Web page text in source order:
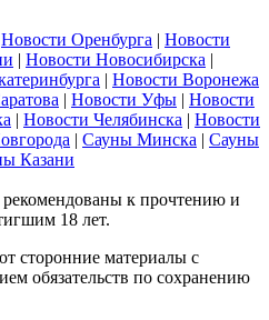
Новости Оренбурга | Новости
| Новости Новосибирска |
| Новости Воронежа
| Новости Уфы | Новости
| Новости Челябинска | Новости
| Сауны Минска | Сауны
Казани
к прочтению и
18 лет.
сторонние материалы с
обязательств по сохранению